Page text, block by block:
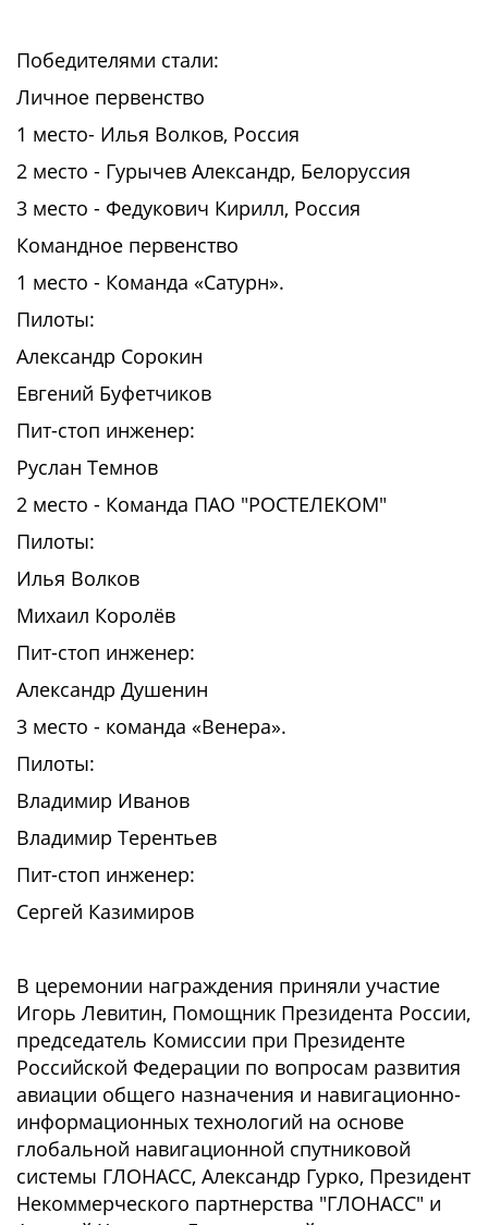
Победителями стали:
Личное первенство
1 место- Илья Волков, Россия
2 место - Гурычев Александр, Белоруссия
3 место - Федукович Кирилл, Россия
Командное первенство
1 место - Команда «Сатурн».
Пилоты:
Александр Сорокин
Евгений Буфетчиков
Пит-стоп инженер:
Руслан Темнов
2 место - Команда ПАО "РОСТЕЛЕКОМ"
Пилоты:
Илья Волков
Михаил Королёв
Пит-стоп инженер:
Александр Душенин
3 место - команда «Венера».
Пилоты:
Владимир Иванов
Владимир Терентьев
Пит-стоп инженер:
Сергей Казимиров
В церемонии награждения приняли участие
Игорь Левитин, Помощник Президента России,
председатель Комиссии при Президенте
Российской Федерации по вопросам развития
авиации общего назначения и навигационно-
информационных технологий на основе
глобальной навигационной спутниковой
системы ГЛОНАСС, Александр Гурко, Президент
Некоммерческого партнерства "ГЛОНАСС" и